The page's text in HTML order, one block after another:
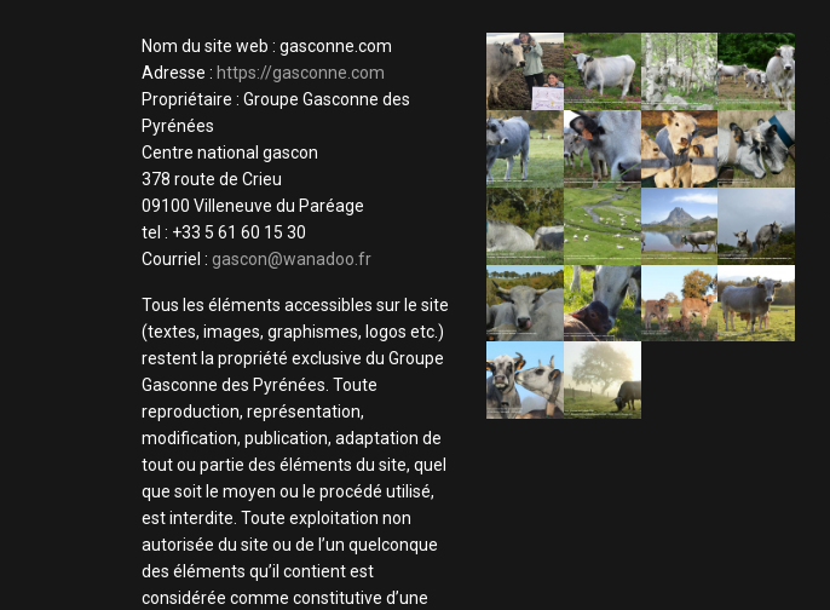
Nom du site web : gasconne.com
Adresse : https://gasconne.com
Propriétaire : Groupe Gasconne des
Pyrénées
Centre national gascon
378 route de Crieu
09100 Villeneuve du Paréage
tel : +33 5 61 60 15 30
Courriel : gascon@wanadoo.fr
Tous les éléments accessibles sur le site
(textes, images, graphismes, logos etc.)
restent la propriété exclusive du Groupe
Gasconne des Pyrénées. Toute
reproduction, représentation,
modification, publication, adaptation de
tout ou partie des éléments du site, quel
que soit le moyen ou le procédé utilisé,
est interdite. Toute exploitation non
autorisée du site ou de l’un quelconque
des éléments qu’il contient est
considérée comme constitutive d’une